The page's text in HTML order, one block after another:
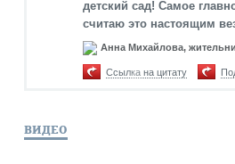
детский сад! Самое
считаю это настоящим
Анна Михайлова,
Ссылка на цитату
ВИДЕО